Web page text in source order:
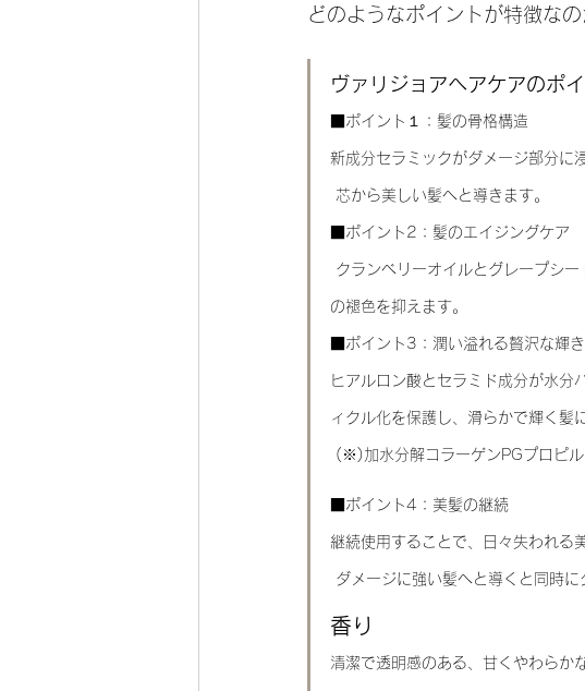
どのようなポイントが特徴な
ヴァリジョアヘアケアのポ
■ポイント１：髪の骨格構造
新成分セラミックがダメージ部分に
芯から美しい髪へと導きます。
■ポイント2：髪のエイジングケア
の褪色を抑えます。
■ポイント3：潤い溢れる贅沢な輝き
ヒアルロン酸とセラミド成分が水
ィクル化を保護し、滑らかで輝く髪に
(※)加水分解コラーゲンPGプロピ
■ポイント4：美髪の継続
継続使用することで、日々失われる
ダメージに強い髪へと導くと同時に
香り
清潔で透明感のある、甘くやわらか